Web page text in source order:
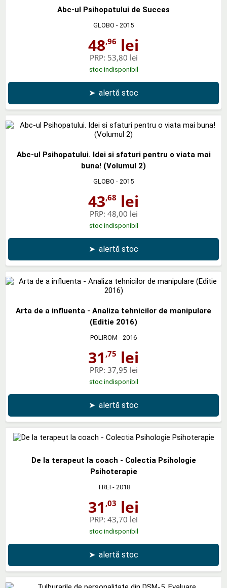
Abc-ul Psihopatului de Succes
GLOBO - 2015
48,96 lei
PRP: 53,80 lei
stoc indisponibil
➤ alertă stoc
Abc-ul Psihopatului. Idei si sfaturi pentru o viata mai
buna! (Volumul 2)
GLOBO - 2015
43,68 lei
PRP: 48,00 lei
stoc indisponibil
➤ alertă stoc
Arta de a influenta - Analiza tehnicilor de manipulare
(Editie 2016)
POLIROM - 2016
31 ,75 lei
PRP: 37,95 lei
stoc indisponibil
➤ alertă stoc
De la terapeut la coach - Colectia Psihologie
Psihoterapie
TREI - 2018
31 ,03 lei
PRP: 43,70 lei
stoc indisponibil
➤ alertă stoc